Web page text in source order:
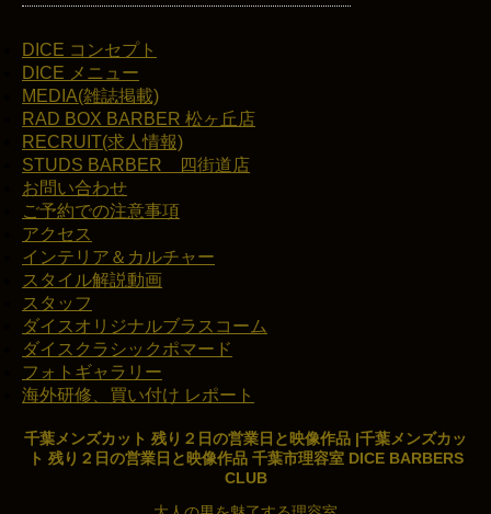
DICE コンセプト
DICE メニュー
MEDIA(雑誌掲載)
RAD BOX BARBER 松ヶ丘店
RECRUIT(求人情報)
STUDS BARBER 四街道店
お問い合わせ
ご予約での注意事項
アクセス
インテリア＆カルチャー
スタイル解説動画
スタッフ
ダイスオリジナルブラスコーム
ダイスクラシックポマード
フォトギャラリー
海外研修、買い付け レポート
千葉メンズカット 残り２日の営業日と映像作品 |千葉メンズカッ
ト 残り２日の営業日と映像作品 千葉市理容室 DICE BARBERS
CLUB